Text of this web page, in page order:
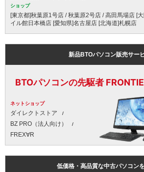
ショップ
[東京都]秋葉原1号店 / 秋葉原2号店 / 高田馬場店 [
イル館日本橋店 [愛知県]名古屋店 [北海道]札幌店
新品BTOパソコン販売サー
BTOパソコンの先駆者
ネットショップ
ダイレクトストア
BZ PRO（法人向け）
FREX∀R
低価格・高品質な中古パソコン